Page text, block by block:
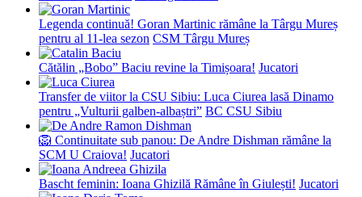
Legenda continuă! Goran Martinic rămâne la Târgu Mureș
pentru al 11-lea sezon CSM Târgu Mureș
Cătălin „Bobo” Baciu revine la Timișoara! Jucatori
Transfer de viitor la CSU Sibiu: Luca Ciurea lasă Dinamo
pentru „Vulturii galben-albaștri” BC CSU Sibiu
🦁 Continuitate sub panou: De Andre Dishman rămâne la
SCM U Craiova! Jucatori
Bascht feminin: Ioana Ghizilă Rămâne în Giulești! Jucatori